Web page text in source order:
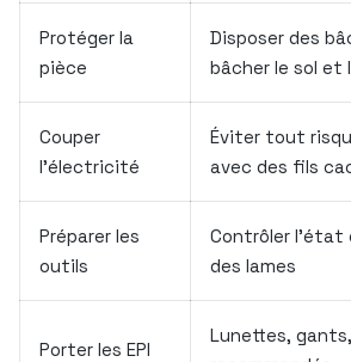
Protéger la
pièce
Disposer des
bâcher le sol et
Couper
l’électricité
Éviter tout
avec des fils
Préparer les
outils
Contrôler
des lames
Porter les EPI
Lunettes,